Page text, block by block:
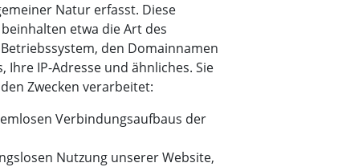
Natur erfasst. Diese
etwa die Art des
den Domainnamen
IP-Adresse und ähnliches. Sie
Zwecken verarbeitet:
Verbindungsaufbaus der
Nutzung unserer Website,